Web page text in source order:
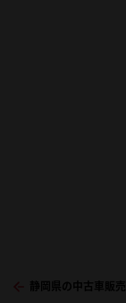
静岡県の中古車販